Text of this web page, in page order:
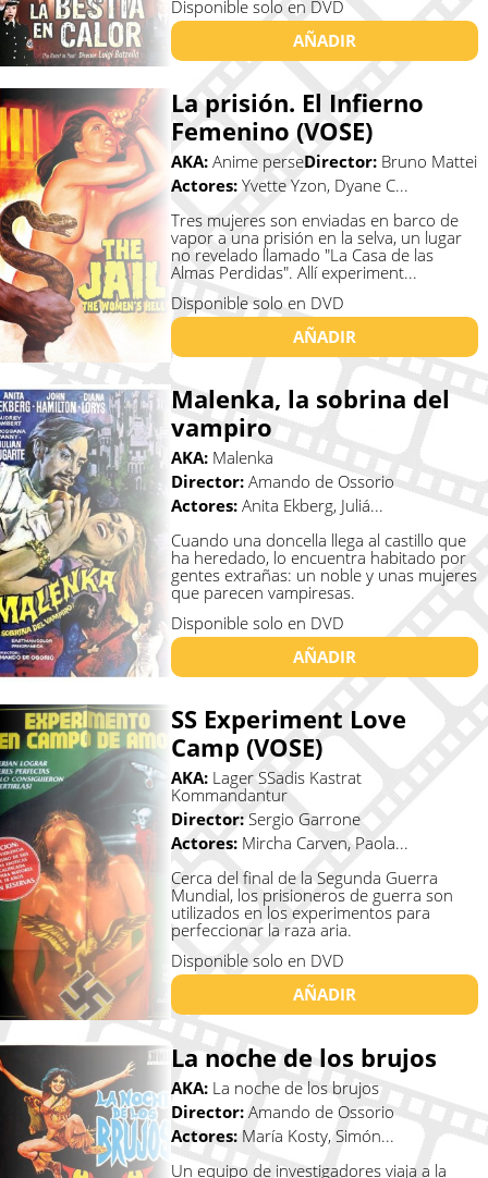
Disponible solo en DVD
AÑADIR
La prisión. El Infierno
Femenino (VOSE)
AKA: Anime perseDirector: Bruno Mattei
Actores: Yvette Yzon, Dyane C...
Tres mujeres son enviadas en barco de
vapor a una prisión en la selva, un lugar
no revelado llamado "La Casa de las
Almas Perdidas". Allí experiment...
Disponible solo en DVD
AÑADIR
Malenka, la sobrina del
vampiro
AKA: Malenka
Director: Amando de Ossorio
Actores: Anita Ekberg, Juliá...
Cuando una doncella llega al castillo que
ha heredado, lo encuentra habitado por
gentes extrañas: un noble y unas mujeres
que parecen vampiresas.
Disponible solo en DVD
AÑADIR
SS Experiment Love
Camp (VOSE)
AKA: Lager SSadis Kastrat
Kommandantur
Director:Sergio Garrone
Actores: Mircha Carven, Paola...
Cerca del final de la Segunda Guerra
Mundial, los prisioneros de guerra son
utilizados en los experimentos para
perfeccionar la raza aria.
Disponible solo en DVD
AÑADIR
La noche de los brujos
AKA: La noche de los brujos
Director: Amando de Ossorio
Actores: María Kosty, Simón...
Un equipo de investigadores viaja a la